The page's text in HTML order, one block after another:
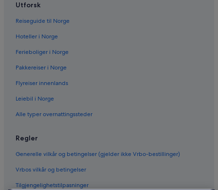
Utforsk
Reiseguide til Norge
Hoteller i Norge
Ferieboliger i Norge
Pakkereiser i Norge
Flyreiser innenlands
Leiebil i Norge
Alle typer overnattingssteder
Regler
Generelle vilkår og betingelser (gjelder ikke Vrbo-bestillinger)
Vrbos vilkår og betingelser
Tilgjengelighetstilpasninger